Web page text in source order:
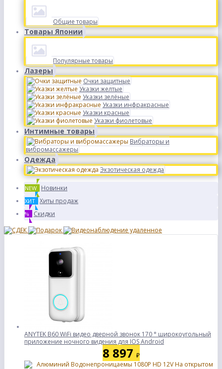
Общие товары
Товары Японии
Популярные товары
Лазеры
Очки защитные
Указки желтые
Указки зелёные
Указки инфракрасные
Указки красные
Указки фиолетовые
Интимные товары
Вибраторы и
вибромассажеры
Одежда
Экзотическая одежда
NEW Новинки
ХИТ Хиты продаж
% Скидки
ANYTEK B60 WiFi видео дверной звонок 170 ° широкоугольный
приложение ночного видения для IOS Android
8 897 ₽